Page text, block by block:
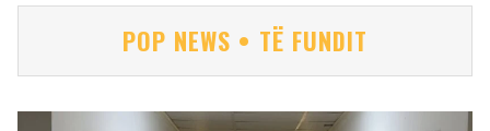
POP NEWS • TË FUNDIT